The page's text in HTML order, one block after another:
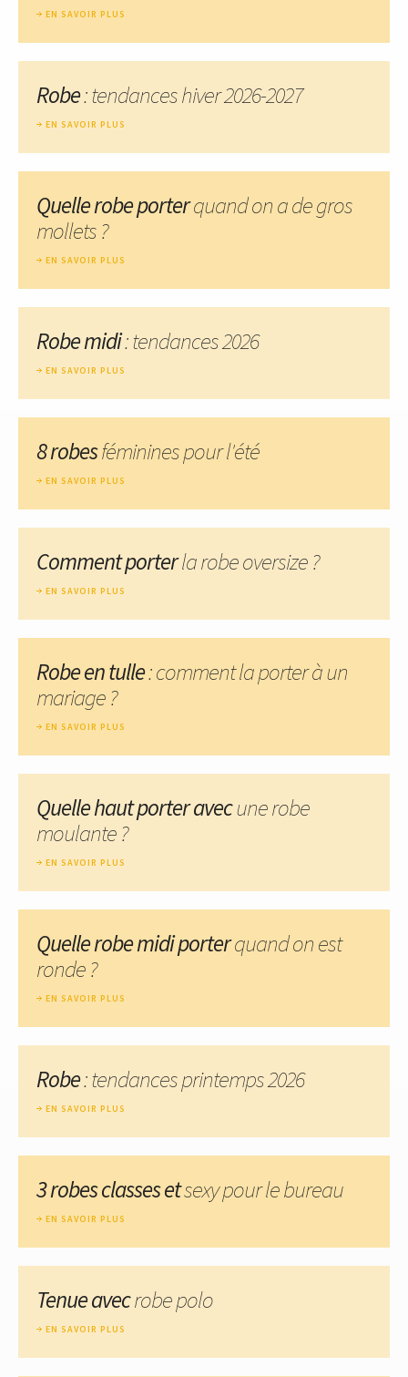
EN SAVOIR PLUS
Robe: tendances hiver 2026-2027
EN SAVOIR PLUS
Quelle robe porterquand on a de gros
mollets ?
EN SAVOIR PLUS
Robe midi: tendances 2026
EN SAVOIR PLUS
8 robesféminines pour l'été
EN SAVOIR PLUS
Comment porterla robe oversize ?
EN SAVOIR PLUS
Robe en tulle: comment la porter à un
mariage ?
EN SAVOIR PLUS
Quelle haut porter avecune robe
moulante ?
EN SAVOIR PLUS
Quelle robe midi porterquand on est
ronde ?
EN SAVOIR PLUS
Robe: tendances printemps 2026
EN SAVOIR PLUS
3 robes classes etsexy pour le bureau
EN SAVOIR PLUS
Tenue avecrobe polo
EN SAVOIR PLUS